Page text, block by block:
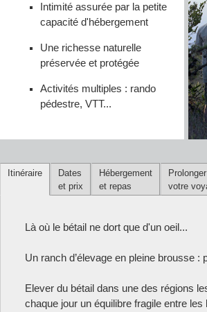
Itinéraire
Dates
et prix
Hébergement
et repas
Prolonger
votre
Là où le bétail ne dort que d'un oeil...
Un ranch d’élevage en pleine brousse
Elever du bétail dans une des régions
chaque jour un équilibre fragile entre
Intimité assurée par la petite
capacité d'hébergement
Une richesse naturelle
préservée et protégée
Activités multiples : rando
pédestre, VTT...